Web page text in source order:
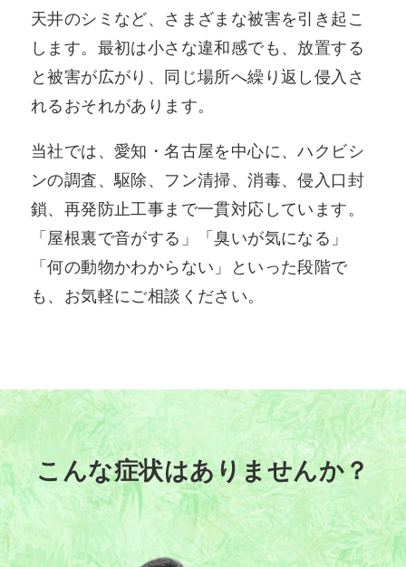
天井のシミなど、さまざまな被害を引き起こ
します。最初は小さな違和感でも、放置する
と被害が広がり、同じ場所へ繰り返し侵入さ
れるおそれがあります。
当社では、愛知・名古屋を中心に、ハクビシ
ンの調査、駆除、フン清掃、消毒、侵入口封
鎖、再発防止工事まで一貫対応しています。
「屋根裏で音がする」「臭いが気になる」
「何の動物かわからない」といった段階で
も、お気軽にご相談ください。
こんな症状はありませんか？